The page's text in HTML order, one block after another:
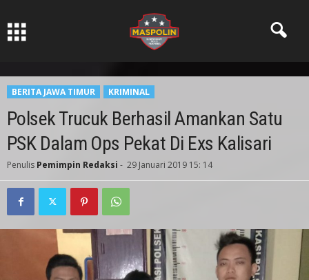
BERITA JAWA TIMUR KRIMINAL
Polsek Trucuk Berhasil Amankan Satu
PSK Dalam Ops Pekat Di Exs Kalisari
Penulis Pemimpin Redaksi - 29 Januari 2019 15: 14